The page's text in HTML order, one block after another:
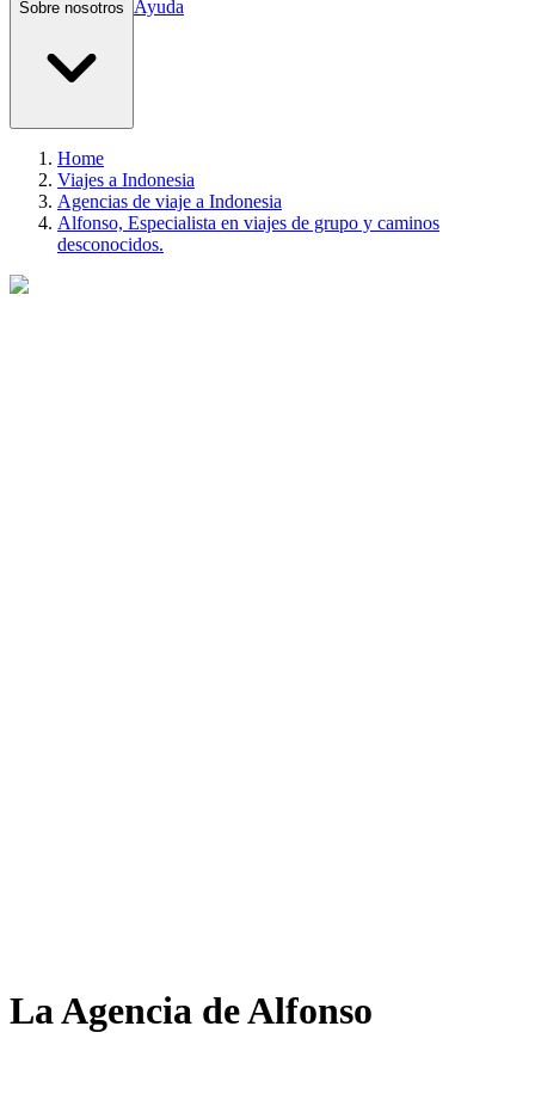
Sobre nosotros Ayuda
Home
Viajes a Indonesia
Agencias de viaje a Indonesia
Alfonso, Especialista en viajes de grupo y caminos
desconocidos.
La Agencia de Alfonso